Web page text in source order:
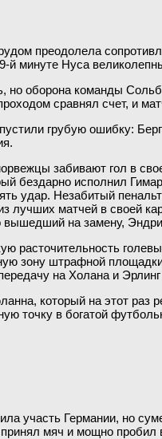
преодолела
минуте Нуса
оборона команды
сравнял счет, и
грубую ошибку:
забивают гол в
бездарно исполнил
удар. Незабитый
лучших матчей в своей
вышедший на замену,
расточительность
зону штрафной
на Холана и
который на этот раз
точку в богатой
участь Германии, но
мяч и мощно